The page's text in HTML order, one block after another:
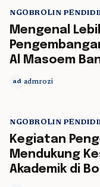
NGOBROLIN
Mengenal
Al Masoem
ad admrozi
NGOBROLIN
Kegiatan
Mendukung
Akademik di